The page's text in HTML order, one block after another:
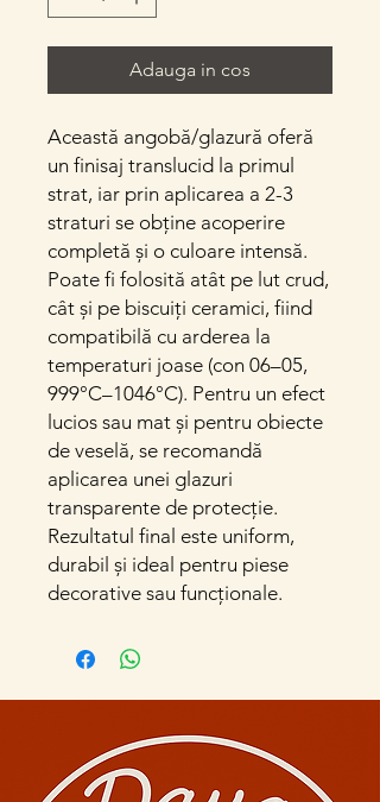
Adauga in cos
Această angobă/glazură oferă
un finisaj translucid la primul
strat, iar prin aplicarea a 2-3
straturi se obține acoperire
completă și o culoare intensă.
Poate fi folosită atât pe lut crud,
cât și pe biscuiți ceramici, fiind
compatibilă cu arderea la
temperaturi joase (con 06–05,
999°C–1046°C). Pentru un efect
lucios sau mat și pentru obiecte
de veselă, se recomandă
aplicarea unei glazuri
transparente de protecție.
Rezultatul final este uniform,
durabil și ideal pentru piese
decorative sau funcționale.